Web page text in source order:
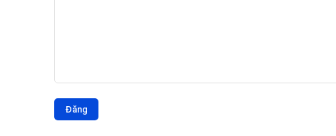
luận: